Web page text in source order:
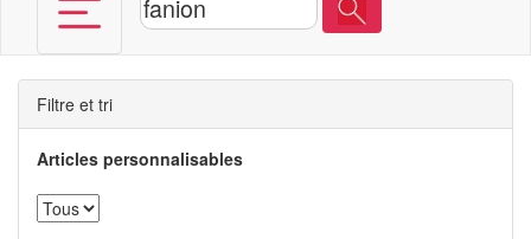
Filtre et tri
Articles personnalisables